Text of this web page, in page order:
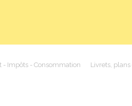
- Impôts - Consommation Livrets,